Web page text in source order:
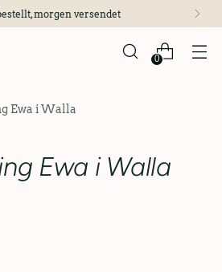
morgen versendet
0
Ewa i Walla
Ewa i Walla